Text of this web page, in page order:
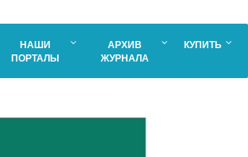
НАШИ
ПОРТАЛЫ
АРХИВ
ЖУРНАЛА
КУПИТЬ